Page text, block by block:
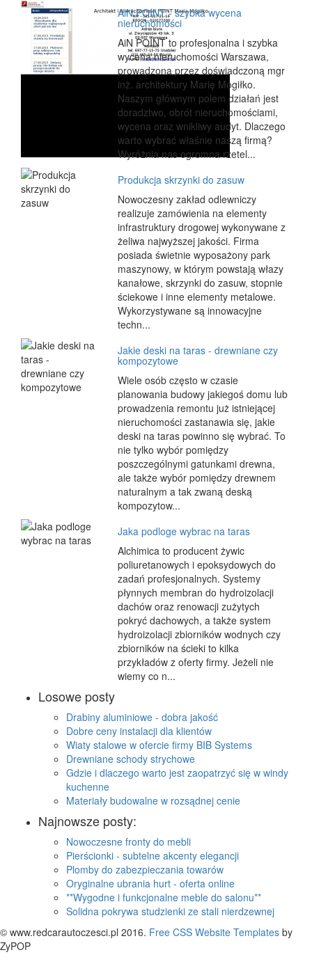
AiN POINT - szybka wycena
nieruchomości
AiN POINT to profesjonalna i szybka
wycena nieruchomości Warszawa,
prowadzona przez doświadczoną mgr
inż. architektury Marię Mogiłko.
Naszym głównym polem działań jest
doradztwo, obrót nieruchomościami,
wycena oraz wnikliwy audyt. Dlaczego
warto wybrać właśnie naszą firmą?
Wyróżnia nas ogromna rzetel...
Produkcja skrzynki do zasuw
Nowoczesny zakład odlewniczy
realizuje zamówienia na elementy
infrastruktury drogowej wykonywane z
żeliwa najwyższej jakości. Firma
posiada świetnie wyposażony park
maszynowy, w którym powstają włazy
kanałowe, skrzynki do zasuw, stopnie
ściekowe i inne elementy metalowe.
Wykorzystywane są innowacyjne
techn...
Jakie deski na taras - drewniane czy
kompozytowe
Wiele osób często w czasie
planowania budowy jakiegoś domu lub
prowadzenia remontu już istniejącej
nieruchomości zastanawia się, jakie
deski na taras powinno się wybrać. To
nie tylko wybór pomiędzy
poszczególnymi gatunkami drewna,
ale także wybór pomiędzy drewnem
naturalnym a tak zwaną deską
kompozytow...
Jaka podloge wybrac na taras
Alchimica to producent żywic
poliuretanowych i epoksydowych do
zadań profesjonalnych. Systemy
płynnych membran do hydroizolacji
dachów oraz renowacji zużytych
pokryć dachowych, a także system
hydroizolacji zbiorników wodnych czy
zbiorników na ścieki to kilka
przykładów z oferty firmy. Jeżeli nie
wiemy co n...
Losowe posty
Drabiny aluminiowe - dobra jakość
Dobre ceny instalacji dla klientów
Wiaty stalowe w ofercie firmy BIB Systems
Drewniane schody strychowe
Gdzie i dlaczego warto jest zaopatrzyć się w windy
kuchenne
Materiały budowalne w rozsądnej cenie
Najnowsze posty:
Nowoczesne fronty do mebli
Pierścionki - subtelne akcenty elegancji
Plomby do zabezpieczania towarów
Oryginalne ubrania hurt - oferta online
**Wygodne i funkcjonalne meble do salonu**
Solidna pokrywa studzienki ze stali nierdzewnej
© www.redcarautoczesci.pl 2016. Free CSS Website Templates by
ZyPOP